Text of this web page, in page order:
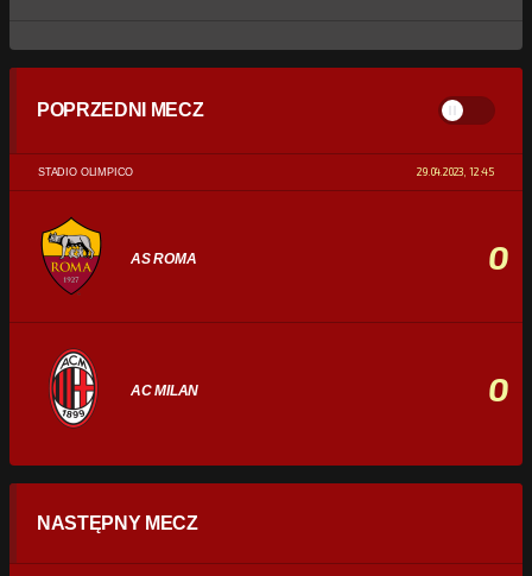
POPRZEDNI MECZ
STADIO OLIMPICO 29.04.2023, 12:45
AS ROMA 0
AC MILAN 0
STATYSTYKI
0% 100%
NASTĘPNY MECZ